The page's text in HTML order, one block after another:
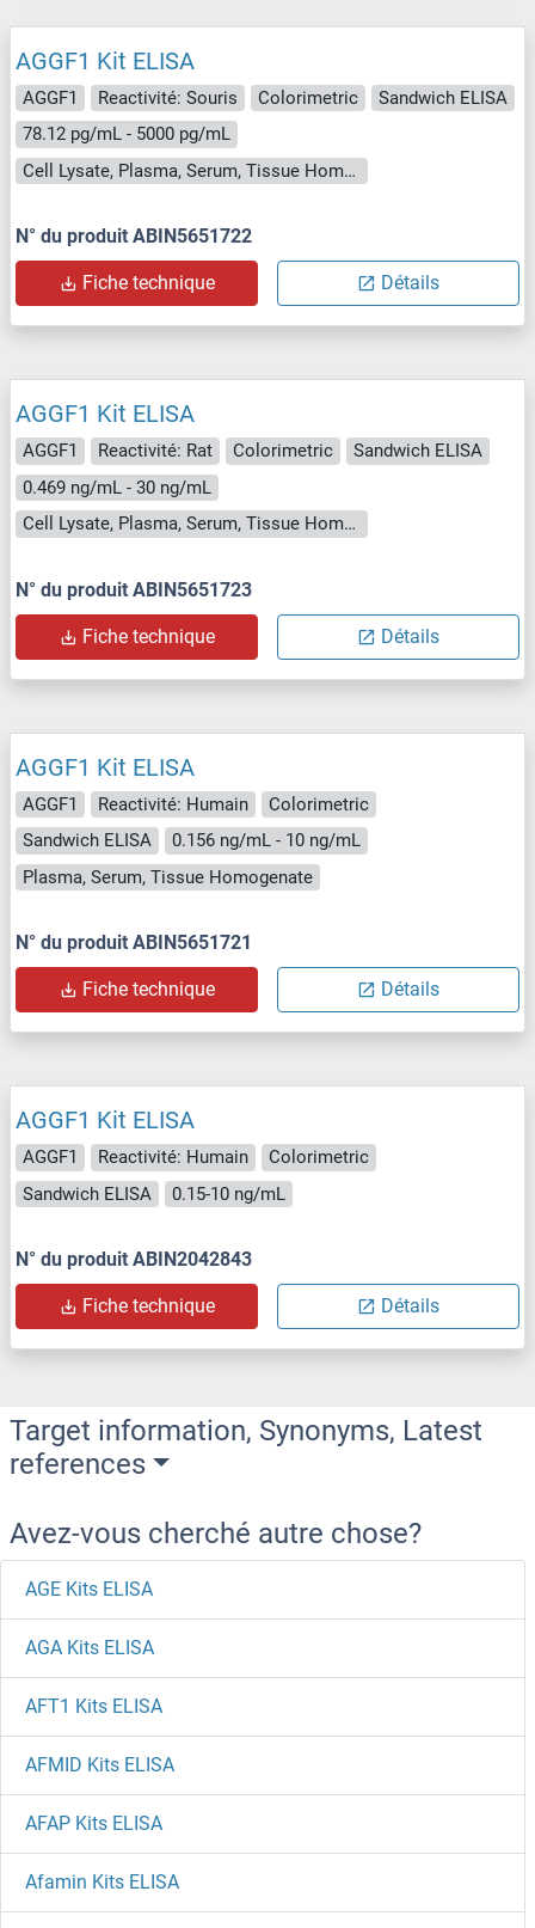
AGGF1 Kit ELISA
AGGF1 Reactivité: Souris Colorimetric
Sandwich ELISA
78.12 pg/mL - 5000 pg/mL
Cell Lysate, Plasma, Serum, Tissue Homogenate
N° du produit ABIN5651722
Fiche technique Détails
AGGF1 Kit ELISA
AGGF1 Reactivité: Rat Colorimetric
Sandwich ELISA
0.469 ng/mL - 30 ng/mL
Cell Lysate, Plasma, Serum, Tissue Homogenate
N° du produit ABIN5651723
Fiche technique Détails
AGGF1 Kit ELISA
AGGF1 Reactivité: Humain
Colorimetric
Sandwich ELISA
0.156 ng/mL - 10 ng/mL
Plasma, Serum, Tissue Homogenate
N° du produit ABIN5651721
Fiche technique Détails
AGGF1 Kit ELISA
AGGF1 Reactivité: Humain
Colorimetric
Sandwich ELISA
0.15-10 ng/mL
N° du produit ABIN2042843
Fiche technique Détails
Target information, Synonyms, Latest
references
Avez-vous cherché autre chose?
AGE Kits ELISA
AGA Kits ELISA
AFT1 Kits ELISA
AFMID Kits ELISA
AFAP Kits ELISA
Afamin Kits ELISA